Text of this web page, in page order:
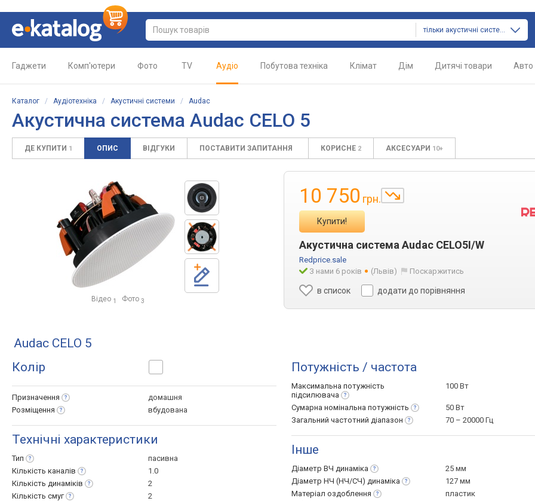
тільки акустичні системи
Гаджети Комп'ютери Фото TV Аудіо Побутова техніка Клімат Дім Дитячі товари Авто
Каталог / Аудіотехніка / Акустичні системи / Audac
Акустична система Audac CELO 5
ДЕ КУПИТИ 1 ОПИС ВІДГУКИ ПОСТАВИТИ ЗАПИТАННЯ КОРИСНЕ 2 АКСЕСУАРИ 10+
Відео 1 Фото 3
10 750 грн.
Купити!
Акустична система Audac CELO5I/W
Redprice.sale
З нами 6 років
(Львів) Поскаржитись
в список додати до порівняння
Audac CELO 5
Колір
Призначення
домашня
Розміщення
вбудована
Технічні характеристики
Тип
пасивна
Кількість каналів
1.0
Кількість динаміків
2
Кількість смуг
2
Потужність / частота
Максимальна потужність
підсилювача
100 Вт
Сумарна номінальна потужність
50 Вт
Загальний частотний діапазон 70 – 20000 Гц
Інше
Діаметр ВЧ динаміка
25 мм
Діаметр НЧ (НЧ/СЧ) динаміка
127 мм
Матеріал оздоблення
пластик